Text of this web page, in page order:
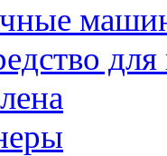
для